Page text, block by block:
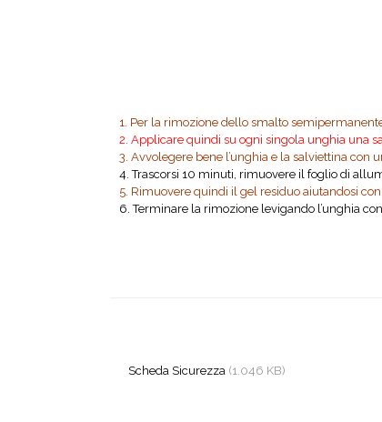
1. Per la rimozione dello smalto
2. Applicare quindi su ogni singola unghia una
3. Avvolegere bene l’unghia e la salviettina
4. Trascorsi 10 minuti, rimuovere il foglio di
5. Rimuovere quindi il gel residuo aiutandosi
6. Terminare la rimozione levigando l’unghia
Scheda Sicurezza (1.046 KB)